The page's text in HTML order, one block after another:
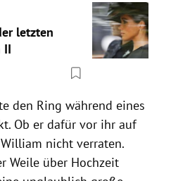
letzten
II
den Ring während eines
Ob er dafür vor ihr auf
William nicht verraten.
Weile über Hochzeit